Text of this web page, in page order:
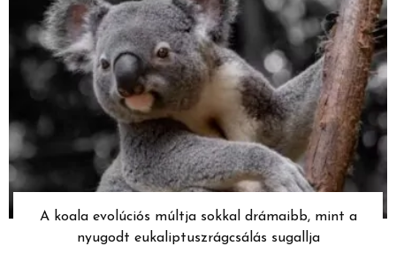
A koala evolúciós múltja sokkal drámaibb, mint a
nyugodt eukaliptuszrágcsálás sugallja